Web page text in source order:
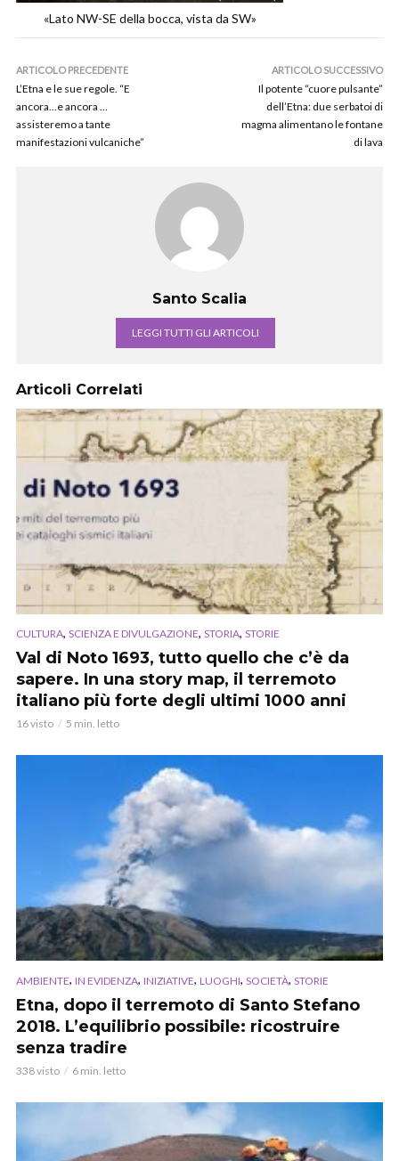
«Lato NW-SE della bocca, vista da SW»
ARTICOLO PRECEDENTE
L’Etna e le sue regole. “E
ancora…e ancora …
assisteremo a tante
manifestazioni vulcaniche”
ARTICOLO SUCCESSIVO
Il potente “cuore pulsante”
dell’Etna: due serbatoi di
magma alimentano le fontane
di lava
Santo Scalia
LEGGI TUTTI GLI ARTICOLI
Articoli Correlati
CULTURA, SCIENZA E DIVULGAZIONE, STORIA, STORIE
Val di Noto 1693, tutto quello che c’è da
sapere. In una story map, il terremoto
italiano più forte degli ultimi 1000 anni
16 visto 5 min. letto
AMBIENTE, IN EVIDENZA, INIZIATIVE, LUOGHI, SOCIETÀ, STORIE
Etna, dopo il terremoto di Santo Stefano
2018. L’equilibrio possibile: ricostruire
senza tradire
338 visto 6 min. letto